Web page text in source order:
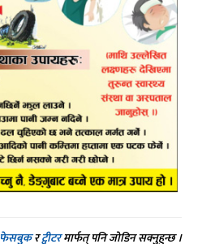
फेसबुकरट्वीटरमार्फत् पनि जोडिन सक्नुहुन्छ ।